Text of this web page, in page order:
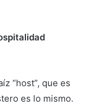
“host”, que es
es lo mismo.